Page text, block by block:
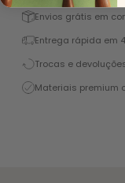
Envios grátis em
Entrega rápida em
Trocas e
Materiais premium